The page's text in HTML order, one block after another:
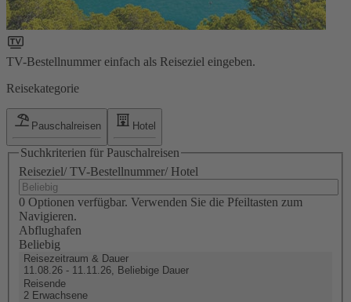
TV-Bestellnummer einfach als Reiseziel eingeben.
Reisekategorie
Pauschalreisen Hotel
Suchkriterien für Pauschalreisen
Reiseziel/ TV-Bestellnummer/ Hotel
0 Optionen verfügbar. Verwenden Sie die Pfeiltasten zum
Navigieren.
Abflughafen
Beliebig
Reisezeitraum & Dauer
11.08.26 - 11.11.26, Beliebige Dauer
Reisende
2 Erwachsene